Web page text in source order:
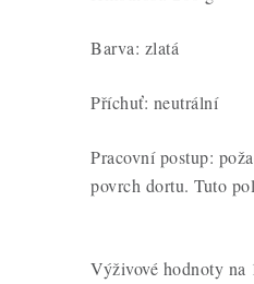
Barva: zlatá
Příchuť: neutrální
Pracovní postup:
povrch dortu. Tuto
Výživové hodnoty na